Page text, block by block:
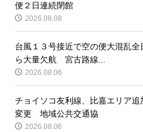
便２日連続閉館
2026.08.08
台風１３号接近で空の便大混乱
ら大量欠航 宮古路線...
2026.08.06
チョイソコ友利線、比嘉エリア
変更 地域公共交通協
2026.08.06